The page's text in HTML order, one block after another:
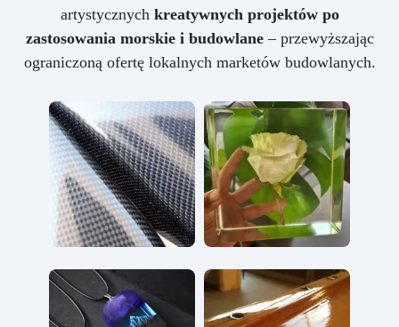
artystycznych kreatywnych projektów po
zastosowania morskie i budowlane– przewyższając
ograniczoną ofertę lokalnych marketów budowlanych.